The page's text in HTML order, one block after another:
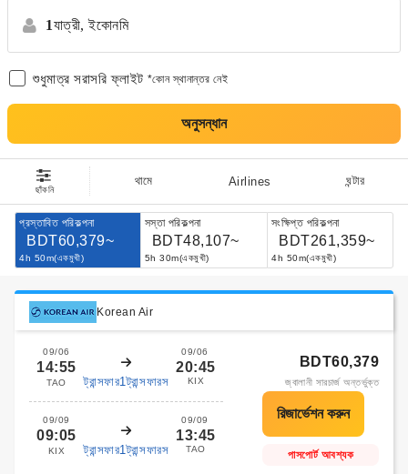
1যাত্রী, ইকোনমি
শুধুমাত্র সরাসরি ফ্লাইট *কোন স্থানান্তর নেই
অনুসন্ধান
ছাঁকনি
থামে Airlines ঘন্টার
প্রস্তাবিত পরিকল্পনা
BDT60,379~
4h 50m(একমুখী)
সস্তা পরিকল্পনা
BDT48,107~
5h 30m(একমুখী)
সংক্ষিপ্ত পরিকল্পনা
BDT261,359~
4h 50m(একমুখী)
Korean Air
09/06
14:55
TAO ট্রান্সফার1ট্রান্সফারস
09/06
20:45
KIX
09/09
09:05
KIX ট্রান্সফার1ট্রান্সফারস
09/09
13:45
TAO
BDT60,379
জ্বালানী সারচার্জ অন্তর্ভুক্ত
পাসপোর্ট আবশ্যক